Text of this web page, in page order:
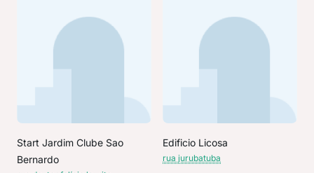
Start Jardim Clube Sao
Bernardo
Edificio Licosa
rua jurubatuba